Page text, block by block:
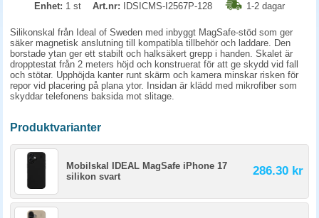
Enhet: 1 st Art.nr: IDSICMS-I2567P-128 1-2 dagar
Silikonskal från Ideal of Sweden med inbyggt MagSafe-stöd som ger
säker magnetisk anslutning till kompatibla tillbehör och laddare. Den
borstade ytan ger ett stabilt och halksäkert grepp i handen. Skalet är
dropptestat från 2 meters höjd och konstruerat för att ge skydd vid fall
och stötar. Upphöjda kanter runt skärm och kamera minskar risken för
repor vid placering på plana ytor. Insidan är klädd med mikrofiber som
skyddar telefonens baksida mot slitage.
Produktvarianter
Mobilskal IDEAL MagSafe iPhone 17
silikon svart
286.30 kr